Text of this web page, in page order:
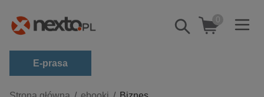
Pokaż/schowaj
wyszukiwarkę
0
E-prasa
Kategorie